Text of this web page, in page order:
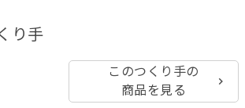
り手
このつくり手の
商品を見る